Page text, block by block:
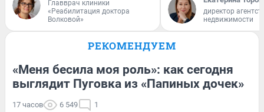
Главврач клиники
«Реабилитация доктора
Волковой»
директор
недвижимости
РЕКОМЕНДУЕМ
«Меня бесила моя роль»: как сегодня
выглядит Пуговка из «Папиных дочек»
17 часов 6 549 1